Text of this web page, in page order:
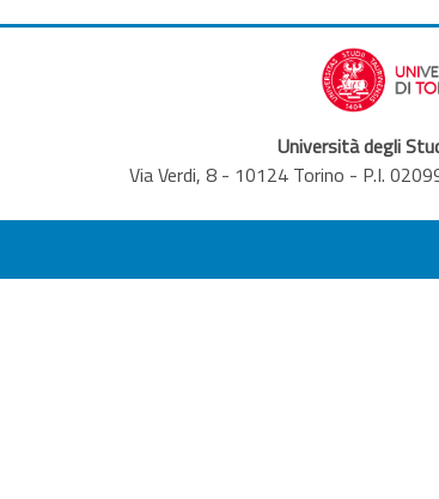
Università degli
Via Verdi, 8 - 10124 Torino - P.I.